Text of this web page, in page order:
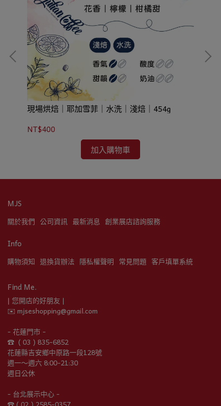
現場烘焙｜耶加雪菲｜水洗｜淺焙｜454g
NT$400
加入購物車
MJS
關於我們 公司資訊 最新消息 創業展店諮詢服務
Info
購物須知 退換貨辦法 隱私權聲明 常見問題 客戶填單系統
Find Me.
| 您開店的好朋友 |
✉️ mjseshopping@gmail.com
- 花蓮門市 -
☎︎  ( 03 ) 835-6852
花蓮縣吉安鄉中原路一段128號
週一～週六 8:00-21:30
週日公休
- 台北展示中心 -